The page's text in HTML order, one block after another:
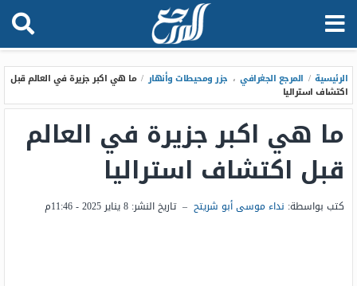
الرئيسية / المرجع الجغرافي ، جزر ومحيطات وأنهار / ما هي اكبر جزيرة في العالم قبل
اكتشاف استراليا
ما هي اكبر جزيرة في العالم
قبل اكتشاف استراليا
كتب بواسطة: نداء موسى أبو شريتح – تاريخ النشر: 8 يناير 2025 - 11:46م